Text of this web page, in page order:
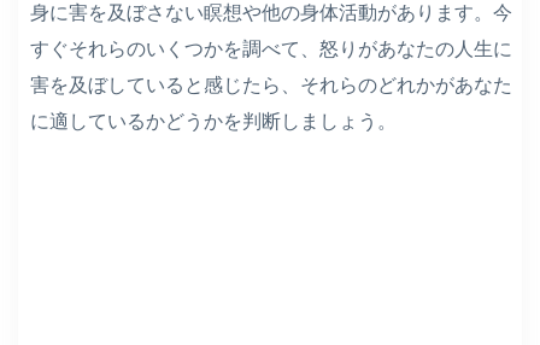
身に害を及ぼさない瞑想や他の身体活動があります。今
すぐそれらのいくつかを調べて、怒りがあなたの人生に
害を及ぼしていると感じたら、それらのどれかがあなた
に適しているかどうかを判断しましょう。